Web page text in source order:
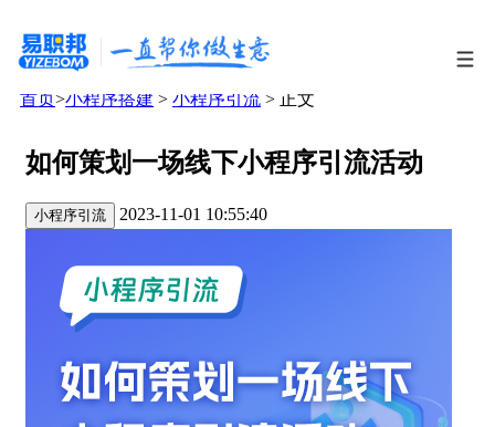
首页>小程序搭建 > 小程序引流 > 正文
如何策划一场线下小程序引流活动
小程序引流 2023-11-01 10:55:40